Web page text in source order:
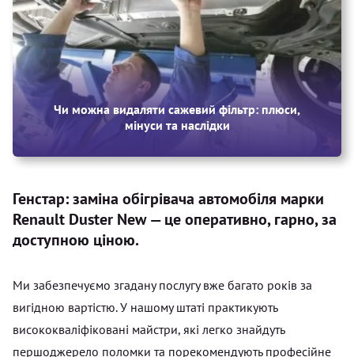
Чи можна видаляти сажевий фільтр: плюси,
мінуси та наслідки
Генстар: заміна обігрівача автомобіля марки
Renault Duster New — це оперативно, гарно, за
доступною ціною.
Ми забезпечуємо згадану послугу вже багато років за
вигідною вартістю. У нашому штаті практикують
висококваліфіковані майстри, які легко знайдуть
першоджерело поломки та порекомендують професійне